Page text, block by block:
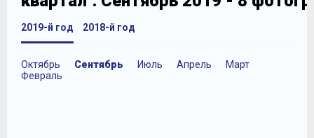
2019-й год
Октябрь Сентябрь Июль Апрель
Март
Февраль
2018-й год